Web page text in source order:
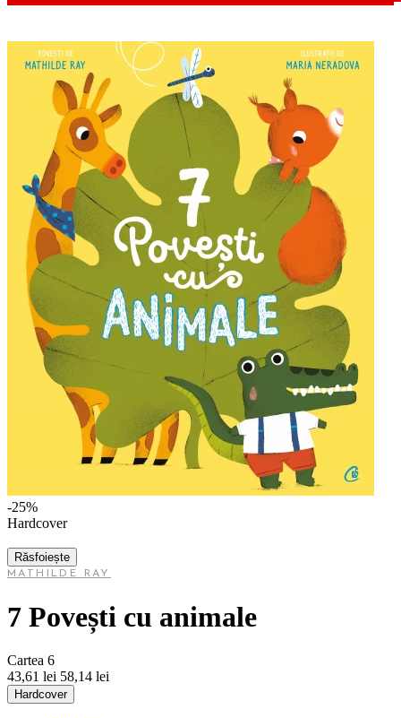
-25%
Hardcover
Răsfoiește
MATHILDE RAY
7 Povești cu animale
Cartea 6
43,61 lei 58,14 lei
Hardcover